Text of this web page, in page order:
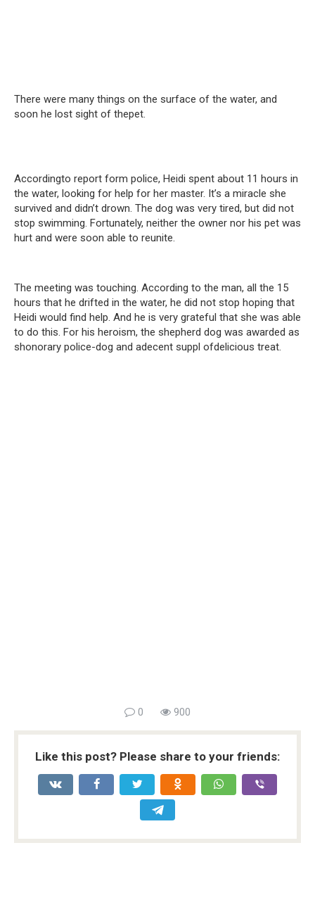
There were many things on the surface of the water, and
soon he lost sight of thepet.
Accordingto report form police, Heidi spent about 11 hours in
the water, looking for help for her master. It’s a miracle she
survived and didn’t drown. The dog was very tired, but did not
stop swimming. Fortunately, neither the owner nor his pet was
hurt and were soon able to reunite.
The meeting was touching. According to the man, all the 15
hours that he drifted in the water, he did not stop hoping that
Heidi would find help. And he is very grateful that she was able
to do this. For his heroism, the shepherd dog was awarded as
shonorary police-dog and adecent suppl ofdelicious treat.
0 900
Like this post? Please share to your friends: